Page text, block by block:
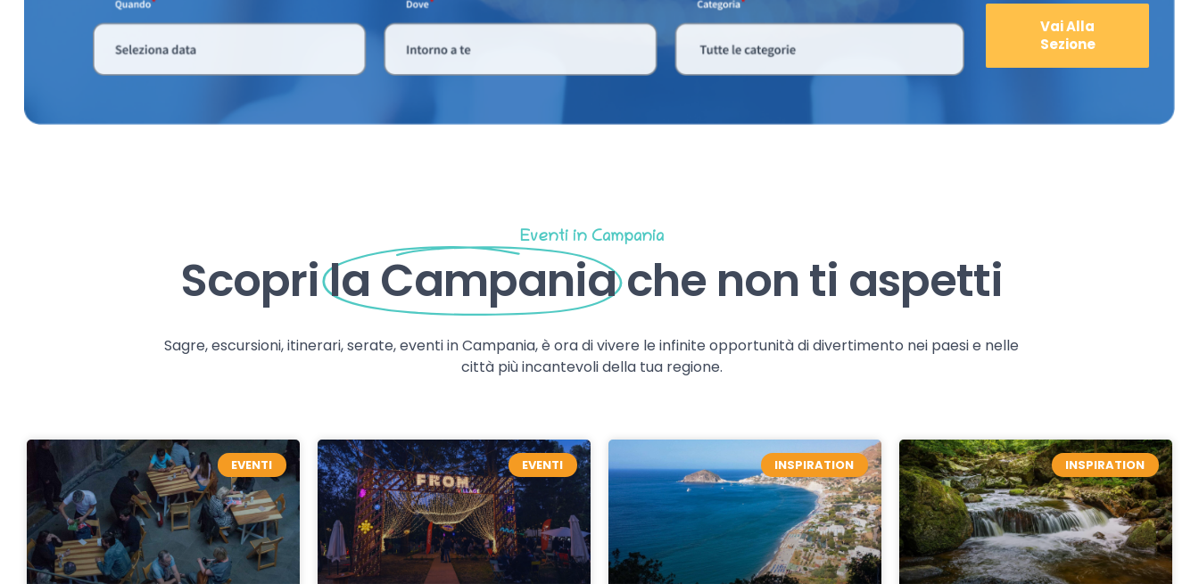
Vai Alla
Sezione
Eventi in Campania
Scoprila Campaniache non ti aspetti
Sagre, escursioni, itinerari, serate, eventi in Campania, è ora di vivere le infinite opportunità di divertimento nei paesi e nelle
città più incantevoli della tua regione.
EVENTI EVENTI INSPIRATION INSPIRATION